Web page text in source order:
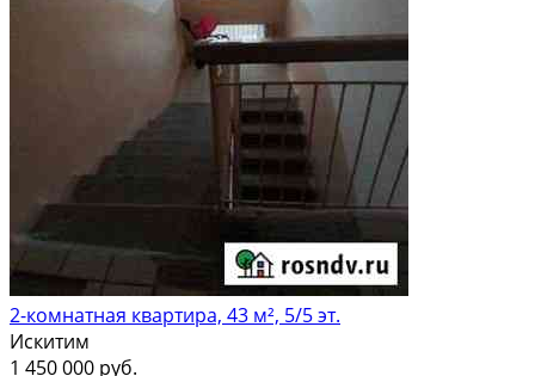
2-комнатная квартира, 43 м², 5/5 эт.
Искитим
1 450 000 руб.